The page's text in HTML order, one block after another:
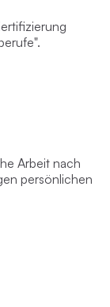
".
Arbeit nach
persönlichen